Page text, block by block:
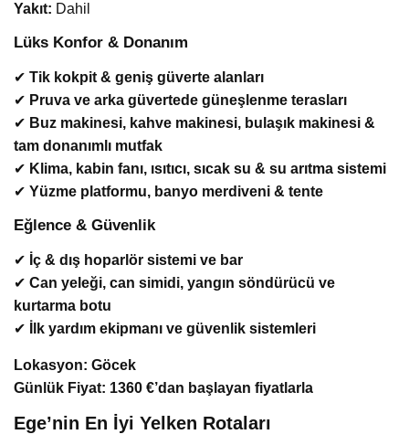
Yakıt: Dahil
Lüks Konfor & Donanım
✔ Tik kokpit & geniş güverte alanları
✔ Pruva ve arka güvertede güneşlenme terasları
✔ Buz makinesi, kahve makinesi, bulaşık makinesi &
tam donanımlı mutfak
✔ Klima, kabin fanı, ısıtıcı, sıcak su & su arıtma sistemi
✔ Yüzme platformu, banyo merdiveni & tente
Eğlence & Güvenlik
✔ İç & dış hoparlör sistemi ve bar
✔ Can yeleği, can simidi, yangın söndürücü ve
kurtarma botu
✔
İlk yardım ekipmanı ve güvenlik sistemleri
Lokasyon: Göcek
Günlük Fiyat: 1360 €’dan başlayan fiyatlarla
Ege’nin En İyi Yelken Rotaları